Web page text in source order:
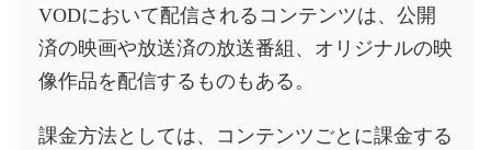
VODにおいて配信されるコンテンツは、公開
済の映画や放送済の放送番組、オリジナルの映
像作品を配信するものもある。
課金方法としては、コンテンツごとに課金する